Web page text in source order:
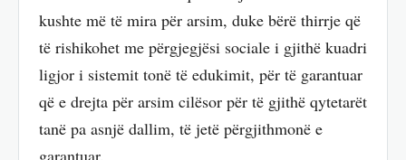
kushte më të mira për arsim, duke bërë thirrje që
të rishikohet me përgjegjësi sociale i gjithë kuadri
ligjor i sistemit tonë të edukimit, për të garantuar
që e drejta për arsim cilësor për të gjithë qytetarët
tanë pa asnjë dallim, të jetë përgjithmonë e